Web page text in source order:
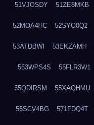
51VJOSDY 51ZE8MKB
52MOA4HC 52SYO0Q2
53ATDBWI 53EKZAMH
553WPS4S 55FLR3W1
55QDIRSM 55XAQHMU
56SCV4BG 571FDQ4T